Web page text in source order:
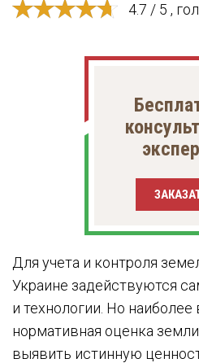
4.7 / 5 ,
Для учета и контроля
Украине задействуются
и технологии. Но
нормативная оценка
выявить истинную